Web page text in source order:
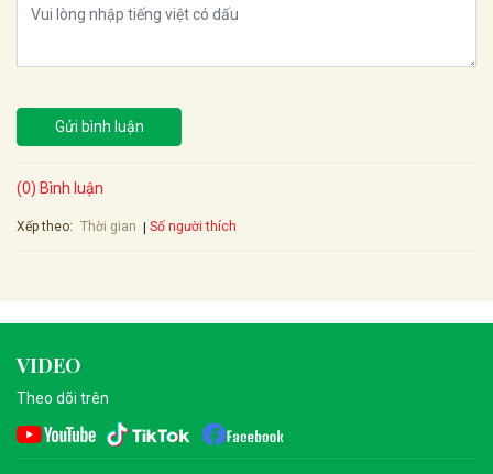
Gửi bình luận
(0) Bình luận
Xếp theo: Thời gian Số người thích
VIDEO
Theo dõi trên